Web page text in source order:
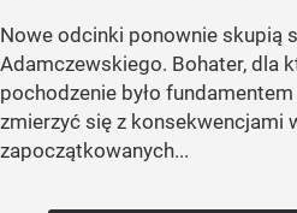
Nowe odcinki ponownie skupią
Adamczewskiego. Bohater, dla
pochodzenie było
zmierzyć się z konsekwencjami
zapoczątkowanych...